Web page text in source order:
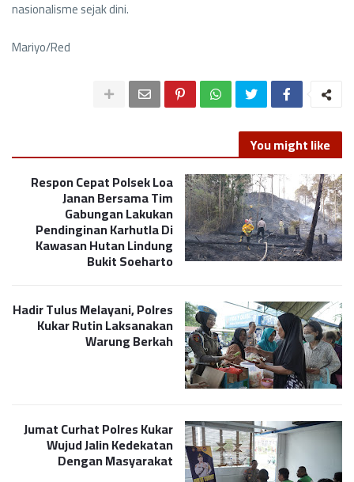
nasionalisme sejak dini.
Mariyo/Red
You might like
Respon Cepat Polsek Loa
Janan Bersama Tim
Gabungan Lakukan
Pendinginan Karhutla Di
Kawasan Hutan Lindung
Bukit Soeharto
Hadir Tulus Melayani, Polres
Kukar Rutin Laksanakan
Warung Berkah
Jumat Curhat Polres Kukar
Wujud Jalin Kedekatan
Dengan Masyarakat